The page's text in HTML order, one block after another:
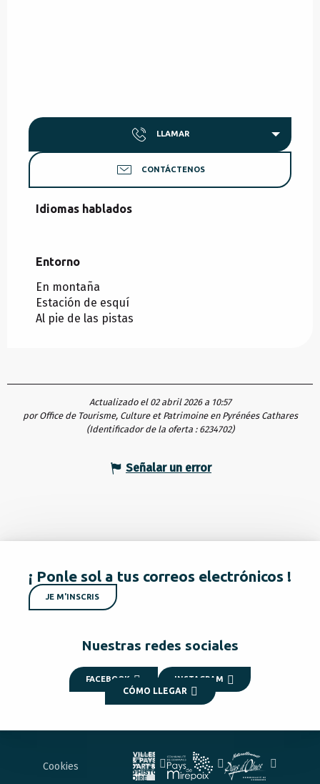
LLAMAR
CONTÁCTENOS
Idiomas hablados
Idiomas hablados
Entorno
Entorno
En montaña
Estación de esquí
Al pie de las pistas
Actualizado el 02 abril 2026 a 10:57
por Office de Tourisme, Culture et Patrimoine en Pyrénées Cathares
(Identificador de la oferta : 6234702)
Señalar un error
¡ Ponle sol a tus correos electrónicos !
JE M'INSCRIS
Nuestras redes sociales
FACEBOOK INSTAGRAM
CÓMO LLEGAR
Cookies